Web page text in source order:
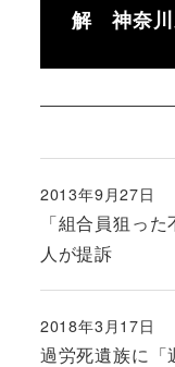
解 神奈川
「組合員狙っ
人が提訴
投稿日
2013年9月27日
過労死遺族に
投稿日
2018年3月17日